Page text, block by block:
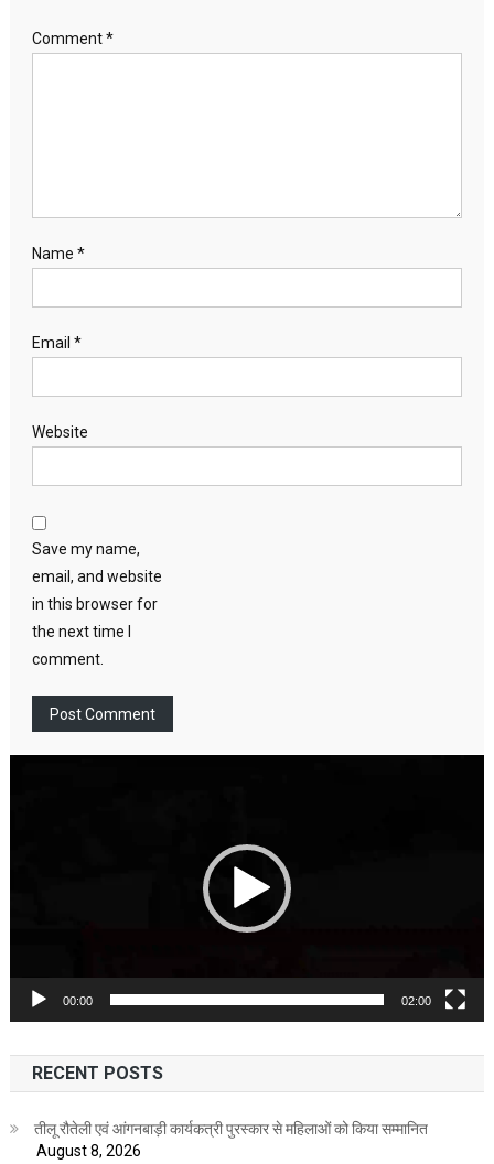
Comment*
Name *
Email *
Website
Save my name,
email, and website
in this browser for
the next time I
comment.
00:00 02:00
RECENT POSTS
तीलू रौतेली एवं आंगनबाड़ी कार्यकत्री पुरस्कार से महिलाओं को किया सम्मानित
August 8, 2026